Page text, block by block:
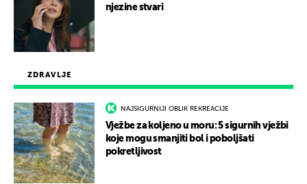
ZDRAVLJE
NAJSIGURNIJI OBLIK REKREACIJE
Vježbe za koljeno u moru: 5 sigurnih vježbi
koje mogu smanjiti bol i poboljšati
pokretljivost
njezine stvari